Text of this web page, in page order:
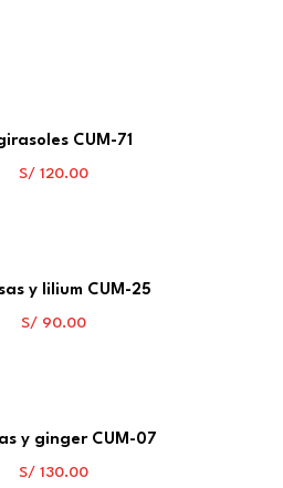
CUM-71
S/ 120.00
y lilium CUM-25
S/ 90.00
y ginger CUM-07
S/ 130.00